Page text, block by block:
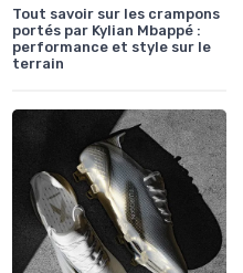
Tout savoir sur les crampons
portés par Kylian Mbappé :
performance et style sur le
terrain